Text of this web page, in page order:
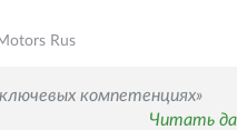
Rus
компетенциях»
Читать